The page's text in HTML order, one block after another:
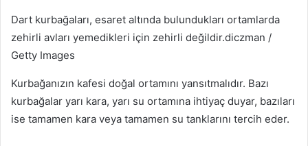
Dart kurbağaları, esaret altında bulundukları ortamlarda
zehirli avları yemedikleri için zehirli değildir.diczman /
Getty Images
Kurbağanızın kafesi doğal ortamını yansıtmalıdır. Bazı
kurbağalar yarı kara, yarı su ortamına ihtiyaç duyar, bazıları
ise tamamen kara veya tamamen su tanklarını tercih eder.